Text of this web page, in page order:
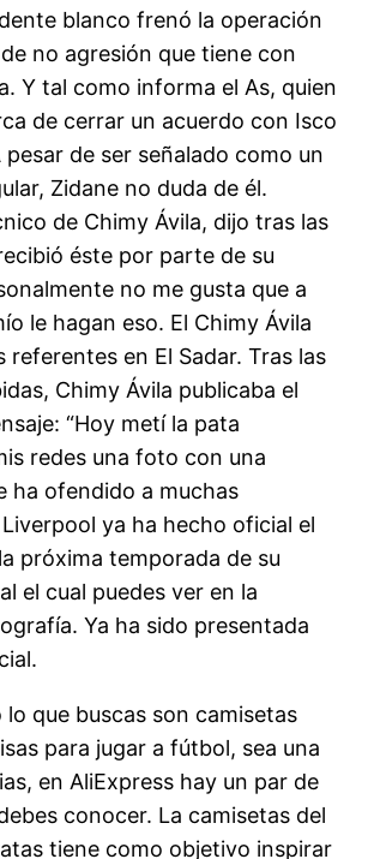
blanco frenó la operación
no agresión que tiene con
Y tal como informa el As, quien
de cerrar un acuerdo con Isco
pesar de ser señalado como un
Zidane no duda de él.
de Chimy Ávila, dijo tras las
éste por parte de su
no me gusta que a
le hagan eso. El Chimy Ávila
referentes en El Sadar. Tras las
Chimy Ávila publicaba el
“Hoy metí la pata
redes una foto con una
ha ofendido a muchas
ya ha hecho oficial el
próxima temporada de su
el cual puedes ver en la
Ya ha sido presentada
lo que buscas son camisetas
para jugar a fútbol, sea una
en AliExpress hay un par de
conocer. La camisetas del
tiene como objetivo inspirar